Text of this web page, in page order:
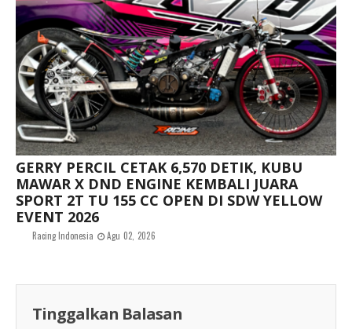
GERRY PERCIL CETAK 6,570 DETIK, KUBU
MAWAR X DND ENGINE KEMBALI JUARA
SPORT 2T TU 155 CC OPEN DI SDW YELLOW
EVENT 2026
Racing Indonesia Agu 02, 2026
Tinggalkan Balasan